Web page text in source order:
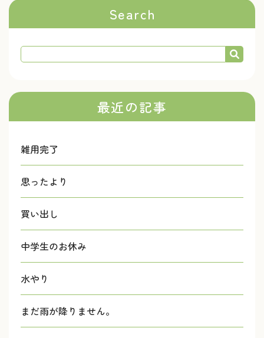
Search
最近の記事
雑用完了
思ったより
買い出し
中学生のお休み
水やり
まだ雨が降りません。